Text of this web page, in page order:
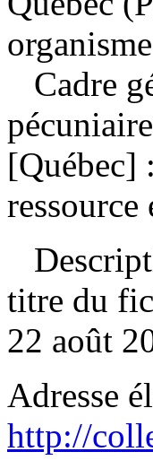
Cadre
titre du
22 août
Adresse
http://